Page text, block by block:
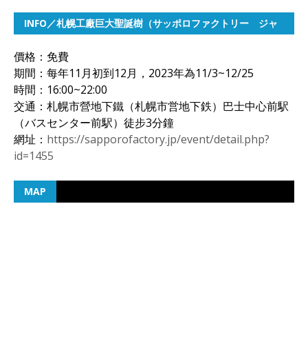
INFO／札幌工廠巨大聖誕樹（サッポロファクトリー ジャ
價格：免費
期間：每年11月初到12月，2023年為11/3~12/25
時間：16:00~22:00
交通：札幌市營地下鐵（札幌市営地下鉄）巴士中心前駅
（バスセンター前駅）徒步3分鐘
網址： https://sapporofactory.jp/event/detail.php?
id=1455
MAP